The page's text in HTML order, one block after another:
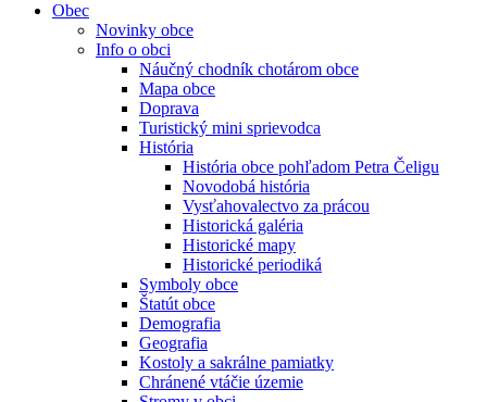
Obec
Novinky obce
Info o obci
Náučný chodník chotárom obce
Mapa obce
Doprava
Turistický mini sprievodca
História
História obce pohľadom Petra Čeligu
Novodobá história
Vysťahovalectvo za prácou
Historická galéria
Historické mapy
Historické periodiká
Symboly obce
Štatút obce
Demografia
Geografia
Kostoly a sakrálne pamiatky
Chránené vtáčie územie